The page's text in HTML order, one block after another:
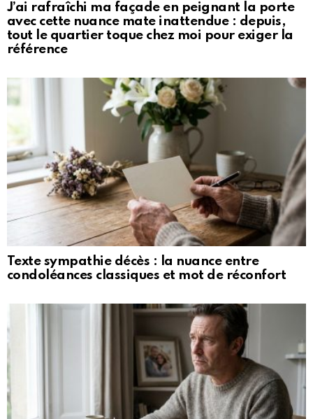
J’ai rafraîchi ma façade en peignant la porte
avec cette nuance mate inattendue : depuis,
tout le quartier toque chez moi pour exiger la
référence
Texte sympathie décès : la nuance entre
condoléances classiques et mot de réconfort